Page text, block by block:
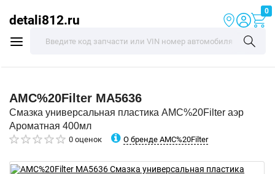
detali812.ru
0
AMC%20Filter MA5636
Смазка универсальная пластика AMC%20Filter аэр
Ароматная 400мл
0 оценок О бренде AMC%20Filter